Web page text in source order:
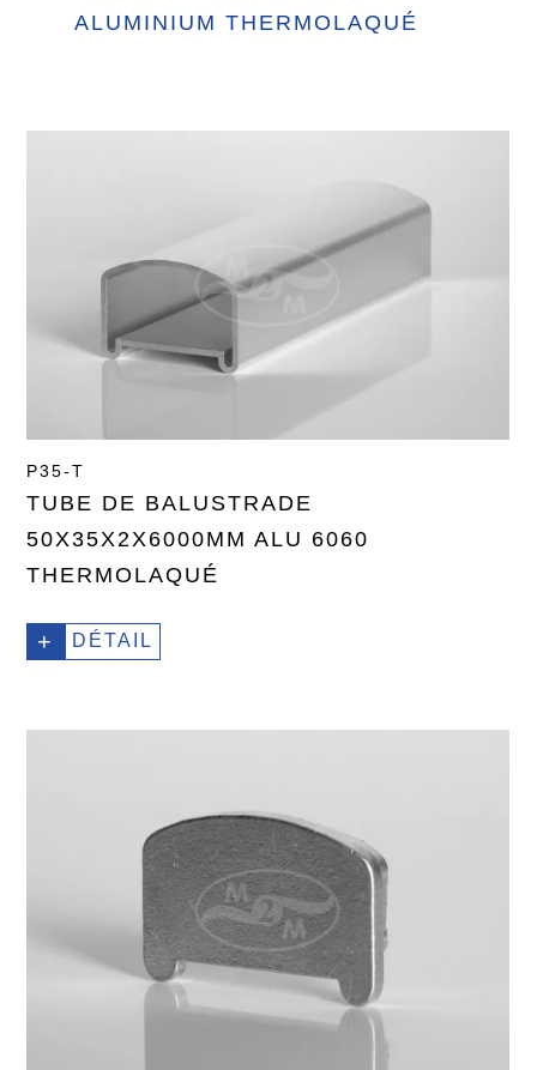
ALUMINIUM THERMOLAQUÉ
P35-T
TUBE DE BALUSTRADE
50X35X2X6000MM ALU 6060
THERMOLAQUÉ
+ DÉTAIL